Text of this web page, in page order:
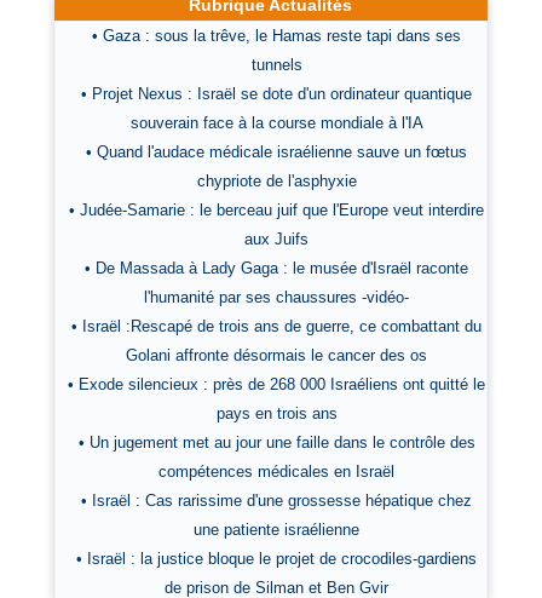
Rubrique Actualités
• Gaza : sous la trêve, le Hamas reste tapi dans ses
tunnels
• Projet Nexus : Israël se dote d'un ordinateur quantique
souverain face à la course mondiale à l'IA
• Quand l'audace médicale israélienne sauve un fœtus
chypriote de l'asphyxie
• Judée-Samarie : le berceau juif que l'Europe veut interdire
aux Juifs
• De Massada à Lady Gaga : le musée d'Israël raconte
l'humanité par ses chaussures -vidéo-
• Israël :Rescapé de trois ans de guerre, ce combattant du
Golani affronte désormais le cancer des os
• Exode silencieux : près de 268 000 Israéliens ont quitté le
pays en trois ans
• Un jugement met au jour une faille dans le contrôle des
compétences médicales en Israël
• Israël : Cas rarissime d'une grossesse hépatique chez
une patiente israélienne
• Israël : la justice bloque le projet de crocodiles-gardiens
de prison de Silman et Ben Gvir